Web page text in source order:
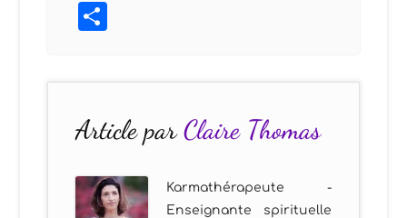
Article parClaire Thomas
Karmathérapeute -
Enseignante spirituelle